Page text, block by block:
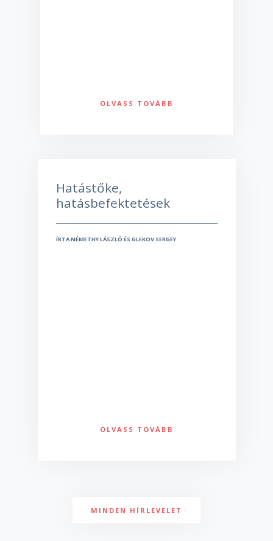
OLVASS TOVÁBB
Hatástőke,
hatásbefektetések
ÍRTA NÉMETHY LÁSZLÓ ÉS GLEKOV SERGEY
OLVASS TOVÁBB
MINDEN HÍRLEVELET